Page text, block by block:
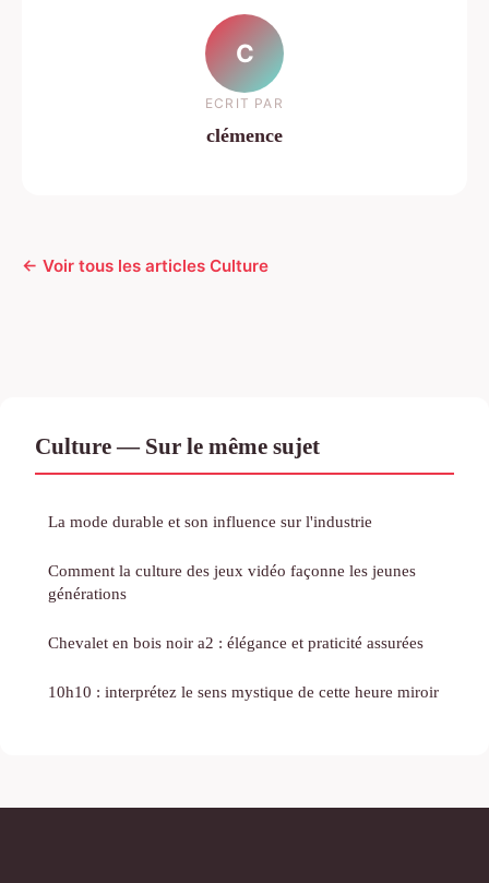
C
ECRIT PAR
clémence
← Voir tous les articles Culture
Culture — Sur le même sujet
La mode durable et son influence sur l'industrie
Comment la culture des jeux vidéo façonne les jeunes
générations
Chevalet en bois noir a2 : élégance et praticité assurées
10h10 : interprétez le sens mystique de cette heure miroir